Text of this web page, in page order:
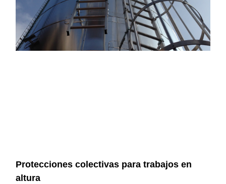
Protecciones colectivas para trabajos en
altura